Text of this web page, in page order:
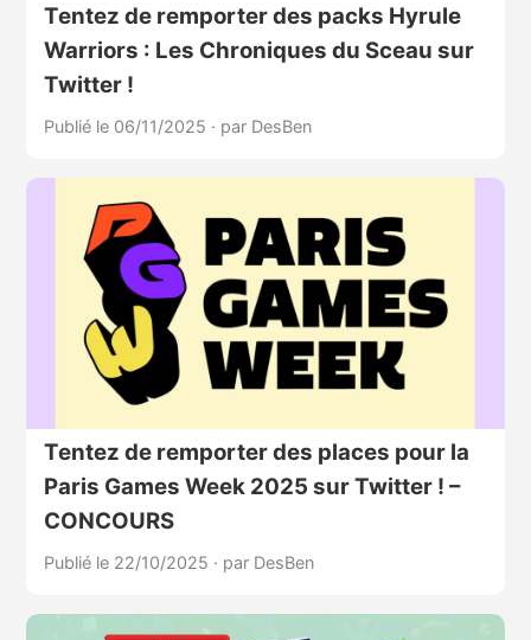
Tentez de remporter des packs Hyrule
Warriors : Les Chroniques du Sceau sur
Twitter !
Publié le 06/11/2025 · par DesBen
Tentez de remporter des places pour la
Paris Games Week 2025 sur Twitter ! –
CONCOURS
Publié le 22/10/2025 · par DesBen